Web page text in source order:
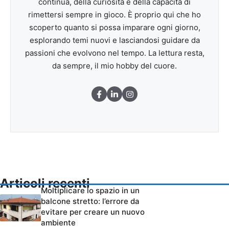
rimettersi sempre in gioco. È proprio qui che ho
scoperto quanto si possa imparare ogni giorno,
esplorando temi nuovi e lasciandosi guidare da
passioni che evolvono nel tempo. La lettura resta,
da sempre, il mio hobby del cuore.
Articoli recenti
Moltiplicare lo spazio in un
balcone stretto: l’errore da
evitare per creare un nuovo
ambiente